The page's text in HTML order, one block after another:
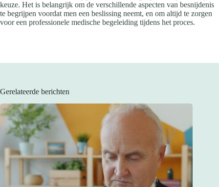
keuze. Het is belangrijk om de verschillende aspecten van besnijdenis
te begrijpen voordat men een beslissing neemt, en om altijd te zorgen
voor een professionele medische begeleiding tijdens het proces.
Gerelateerde berichten